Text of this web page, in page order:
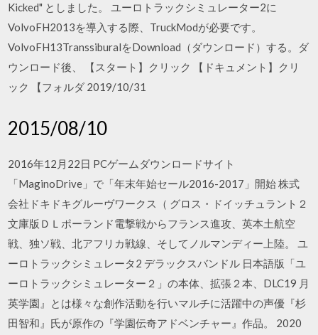
Kicked" としました。 ユーロトラックシミュレーター2に
VolvoFH2013を導入する際、TruckModが必要です。
VolvoFH13TranssiburalをDownload（ダウンロード）する。ダ
ウンロード後、 【スタート】クリック 【ドキュメント】クリ
ック 【フォルダ 2019/10/31
2015/08/10
2016年12月22日 PCゲームダウンロードサイト
「MaginoDrive」で「年末年始セール2016-2017」開始 株式
会社ドキドキグルーヴワークス（ グロス・ドイッチュラント２
文庫版ＤＬポーランド電撃戦からフランス進攻、英本土航空
戦、独ソ戦、北アフリカ戦線、そしてノルマンディー上陸。 ユ
ーロトラックシミュレータ2 デラックスバンドル 日本語版「ユ
ーロトラックシミュレーター２」の本体、拡張２本、DLC19 月
英学園』とは様々な創作活動を行いマルチに活躍中の声優『杉
田智和』氏が原作の『学園伝奇アドベンチャー』作品。 2020